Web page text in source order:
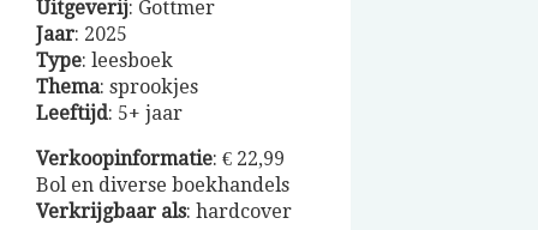
Uitgeverij: Gottmer
Jaar: 2025
Type: leesboek
Thema: sprookjes
Leeftijd: 5+ jaar
Verkoopinformatie: € 22,99
Bol en diverse boekhandels
Verkrijgbaar als: hardcover